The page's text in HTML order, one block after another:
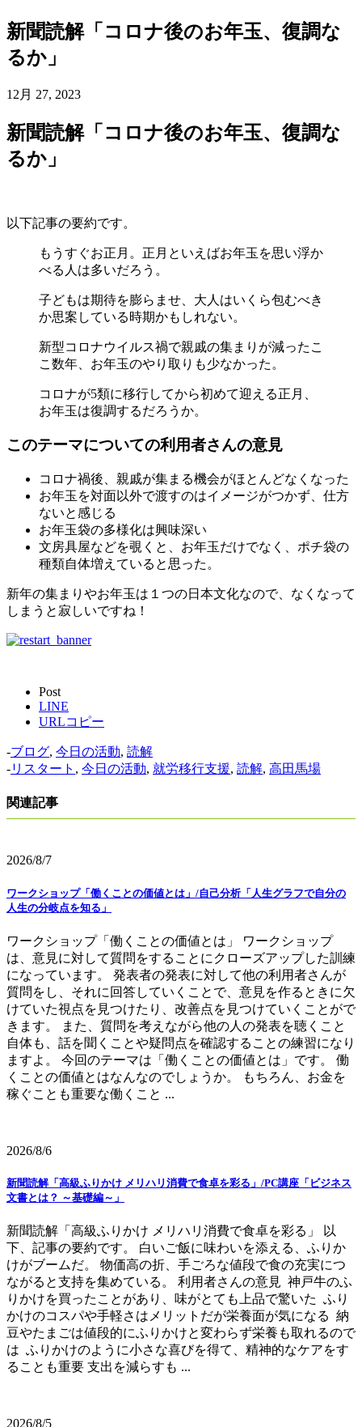
新聞読解「コロナ後のお年玉、復調な
るか」
12月 27, 2023
新聞読解「コロナ後のお年玉、復調な
るか」
以下記事の要約です。
もうすぐお正月。正月といえばお年玉を思い浮か
べる人は多いだろう。
子どもは期待を膨らませ、大人はいくら包むべき
か思案している時期かもしれない。
新型コロナウイルス禍で親戚の集まりが減ったこ
こ数年、お年玉のやり取りも少なかった。
コロナが5類に移行してから初めて迎える正月、
お年玉は復調するだろうか。
このテーマについての利用者さんの意見
コロナ禍後、親戚が集まる機会がほとんどなくなった
お年玉を対面以外で渡すのはイメージがつかず、仕方
ないと感じる
お年玉袋の多様化は興味深い
文房具屋などを覗くと、お年玉だけでなく、ポチ袋の
種類自体増えていると思った。
新年の集まりやお年玉は１つの日本文化なので、なくなって
しまうと寂しいですね！
Post
LINE
URLコピー
-ブログ, 今日の活動, 読解
-リスタート , 今日の活動, 就労移行支援, 読解, 高田馬場
関連記事
2026/8/7
ワークショップ「働くことの価値とは」/自己分析「人生グラフで自分の
人生の分岐点を知る」
ワークショップ「働くことの価値とは」 ワークショップ
は、意見に対して質問をすることにクローズアップした訓練
になっています。 発表者の発表に対して他の利用者さんが
質問をし、それに回答していくことで、意見を作るときに欠
けていた視点を見つけたり、改善点を見つけていくことがで
きます。 また、質問を考えながら他の人の発表を聴くこと
自体も、話を聞くことや疑問点を確認することの練習になり
ますよ。 今回のテーマは「働くことの価値とは」です。 働
くことの価値とはなんなのでしょうか。 もちろん、お金を
稼ぐことも重要な働くこと ...
2026/8/6
新聞読解「高級ふりかけ メリハリ消費で食卓を彩る」/PC講座「ビジネス
文書とは？ ～基礎編～」
新聞読解「高級ふりかけ メリハリ消費で食卓を彩る」 以
下、記事の要約です。 白いご飯に味わいを添える、ふりか
けがブームだ。 物価高の折、手ごろな値段で食の充実につ
ながると支持を集めている。 利用者さんの意見 神戸牛のふ
りかけを買ったことがあり、味がとても上品で驚いた ふり
かけのコスパや手軽さはメリットだが栄養面が気になる 納
豆やたまごは値段的にふりかけと変わらず栄養も取れるので
は ふりかけのように小さな喜びを得て、精神的なケアをす
ることも重要 支出を減らすも ...
2026/8/5